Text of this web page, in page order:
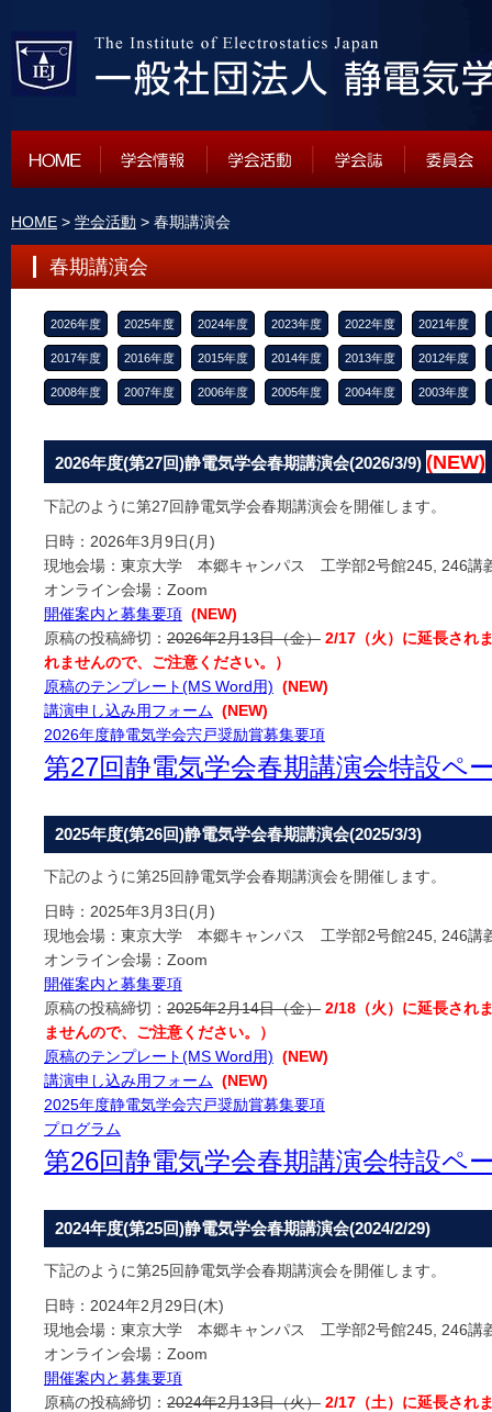
HOME > 学会活動 > 春期講演会
春期講演会
2026年度 2025年度 2024年度 2023年度 2022年度 2021年度
2017年度 2016年度 2015年度 2014年度 2013年度 2012年度
2008年度 2007年度 2006年度 2005年度 2004年度 2003年度
2026年度(第27回)静電気学会春期講演会(2026/3/9) (NEW)
下記のように第27回静電気学会春期講演会を開催します。
日時：2026年3月9日(月)
現地会場：東京大学 本郷キャンパス 工学部2号館245, 246
オンライン会場：Zoom
開催案内と募集要項 (NEW)
原稿の投稿締切： 2026年2月13日（金） 2/17（火）に延長され
れませんので、ご注意ください。）
原稿のテンプレート(MS Word用) (NEW)
講演申し込み用フォーム (NEW)
2026年度静電気学会宍戸奨励賞募集要項
第27回静電気学会春期講演会特設ペ
2025年度(第26回)静電気学会春期講演会(2025/3/3)
下記のように第25回静電気学会春期講演会を開催します。
日時：2025年3月3日(月)
現地会場：東京大学 本郷キャンパス 工学部2号館245, 246
オンライン会場：Zoom
開催案内と募集要項
原稿の投稿締切： 2025年2月14日（金） 2/18（火）に延長され
ませんので、ご注意ください。）
原稿のテンプレート(MS Word用) (NEW)
講演申し込み用フォーム (NEW)
2025年度静電気学会宍戸奨励賞募集要項
プログラム
第26回静電気学会春期講演会特設ペ
2024年度(第25回)静電気学会春期講演会(2024/2/29)
下記のように第25回静電気学会春期講演会を開催します。
日時：2024年2月29日(木)
現地会場：東京大学 本郷キャンパス 工学部2号館245, 246
オンライン会場：Zoom
開催案内と募集要項
原稿の投稿締切： 2024年2月13日（火） 2/17（土）に延長され